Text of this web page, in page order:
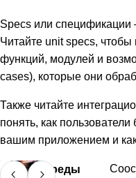
Specs или спецификации
Читайте unit specs,
функций, модулей и
cases), которые они
Также читайте
понять, как
вашим приложением и
Среды